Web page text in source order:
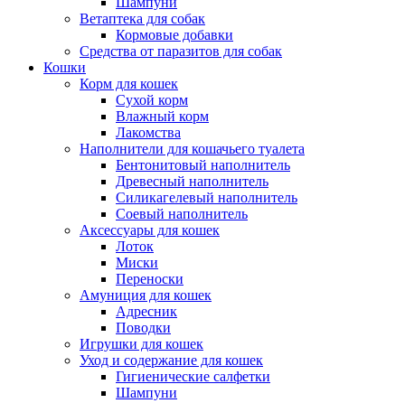
Ветаптека для собак
Кормовые добавки
Средства от паразитов для собак
Кошки
Корм для кошек
Сухой корм
Влажный корм
Лакомства
Наполнители для кошачьего туалета
Бентонитовый наполнитель
Древесный наполнитель
Силикагелевый наполнитель
Соевый наполнитель
Аксессуары для кошек
Лоток
Миски
Переноски
Амуниция для кошек
Адресник
Поводки
Игрушки для кошек
Уход и содержание для кошек
Гигиенические салфетки
Шампуни